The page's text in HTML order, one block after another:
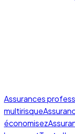
Assurances
multirisque
économisez